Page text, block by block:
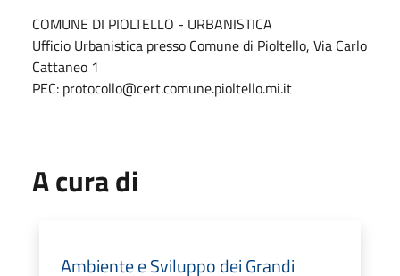
COMUNE DI PIOLTELLO - URBANISTICA
Ufficio Urbanistica presso Comune di Pioltello, Via Carlo
Cattaneo 1
PEC: protocollo@cert.comune.pioltello.mi.it
A cura di
Ambiente e Sviluppo dei Grandi